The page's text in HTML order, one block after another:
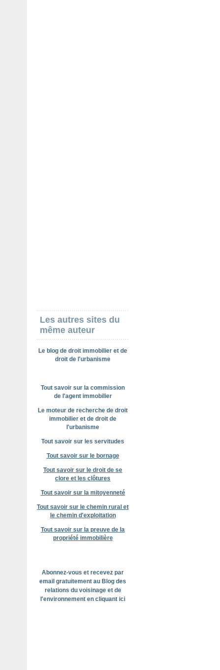
Les autres sites du
même auteur
Le blog de droit immobilier et de
droit de l'urbanisme
Tout savoir sur la commission
de l'agent immobilier
Le moteur de recherche de droit
immobilier et de droit de
l'urbanisme
Tout savoir sur les servitudes
Tout savoir sur le bornage
Tout savoir sur le droit de se
clore et les clôtures
Tout savoir sur la mitoyenneté
Tout savoir sur le chemin rural et
le chemin d'exploitation
Tout savoir sur la preuve de la
propriété immobilière
Abonnez-vous et recevez par
email gratuitement au Blog des
relations du voisinage et de
l'environnement en cliquant ici